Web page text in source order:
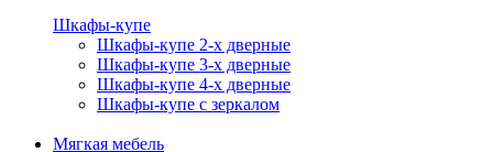
Шкафы-купе
Шкафы-купе 2-х дверные
Шкафы-купе 3-х дверные
Шкафы-купе 4-х дверные
Шкафы-купе с зеркалом
Мягкая мебель